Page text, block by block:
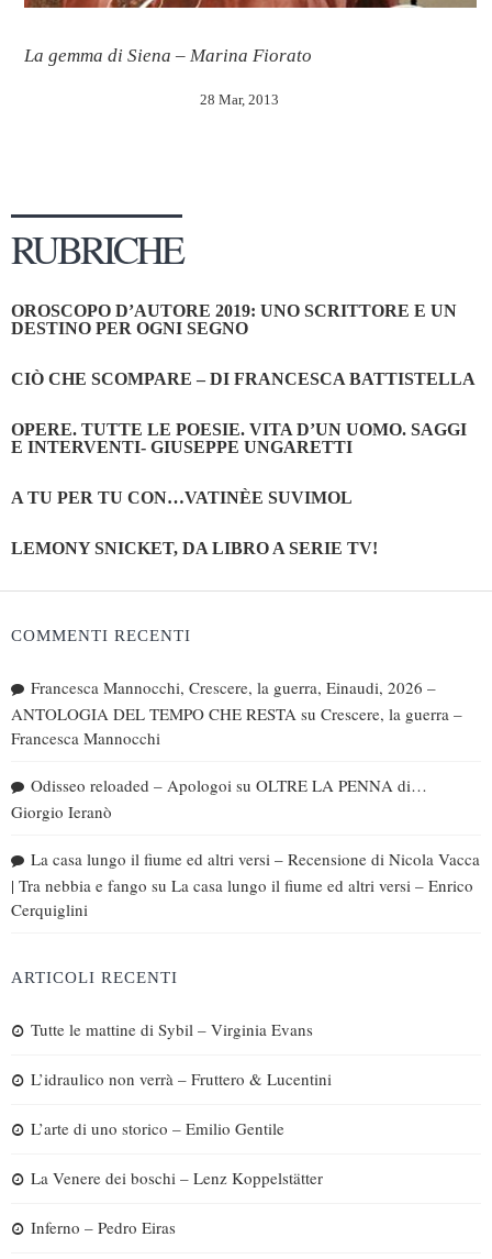
La gemma di Siena – Marina Fiorato
28 Mar, 2013
RUBRICHE
OROSCOPO D’AUTORE 2019: UNO SCRITTORE E UN
DESTINO PER OGNI SEGNO
CIÒ CHE SCOMPARE – DI FRANCESCA BATTISTELLA
OPERE. TUTTE LE POESIE. VITA D’UN UOMO. SAGGI
E INTERVENTI- GIUSEPPE UNGARETTI
A TU PER TU CON…VATINÈE SUVIMOL
LEMONY SNICKET, DA LIBRO A SERIE TV!
COMMENTI RECENTI
Francesca Mannocchi, Crescere, la guerra, Einaudi, 2026 –
ANTOLOGIA DEL TEMPO CHE RESTA su Crescere, la guerra –
Francesca Mannocchi
Odisseo reloaded – Apologoi su OLTRE LA PENNA di…
Giorgio Ieranò
La casa lungo il fiume ed altri versi – Recensione di Nicola Vacca
| Tra nebbia e fango su La casa lungo il fiume ed altri versi – Enrico
Cerquiglini
ARTICOLI RECENTI
Tutte le mattine di Sybil – Virginia Evans
L’idraulico non verrà – Fruttero & Lucentini
L’arte di uno storico – Emilio Gentile
La Venere dei boschi – Lenz Koppelstätter
Inferno – Pedro Eiras